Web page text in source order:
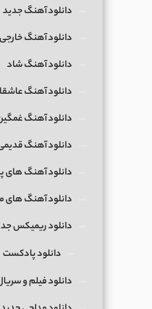
دانلود آهنگ جدید
دانلود آهنگ خارجی
دانلود آهنگ شاد
دانلود آهنگ
دانلود آهنگ
دانلود آهنگ
دانلود آهنگ های
دانلود آهنگ های
دانلود ریمیکس
دانلود پادکست
دانلود فیلم و